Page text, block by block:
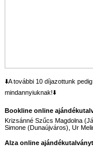
⬇️A további 10 díjazottunk
mindannyiuknak!⬇️
Bookline online
Krizsánné Szűcs Magdolna
Simone (Dunaújváros), Ur
Alza online